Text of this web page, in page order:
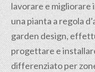
lavorare e migliorare
una pianta a regola
garden design,
progettare e
differenziato per